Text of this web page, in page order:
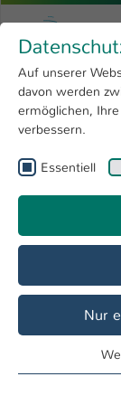
Forschung
Hochschule
International
Zum Hauptinhalt
Sie sind
Menschen
75
Auf unserer
davon werden
ermöglichen,
verbessern.
Essentiell
Nur
Essentielle